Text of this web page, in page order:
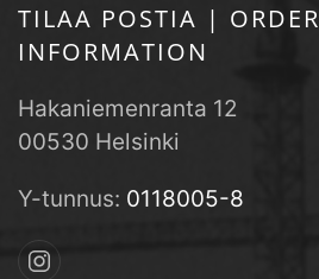
TILAA POSTIA | ORDER
INFORMATION
Hakaniemenranta 12
00530 Helsinki
Y-tunnus: 0118005-8